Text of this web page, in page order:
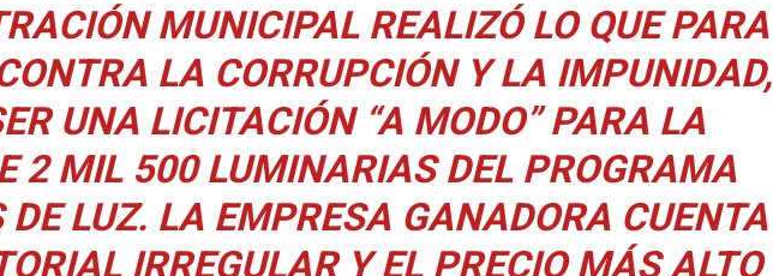
MUNICIPAL REALIZÓ LO QUE PARA
LA CORRUPCIÓN Y LA IMPUNIDAD,
UNA LICITACIÓN “A MODO” PARA LA
2 MIL 500 LUMINARIAS DEL PROGRAMA
DE LUZ. LA EMPRESA GANADORA CUENTA
IRREGULAR Y EL PRECIO MÁS ALTO